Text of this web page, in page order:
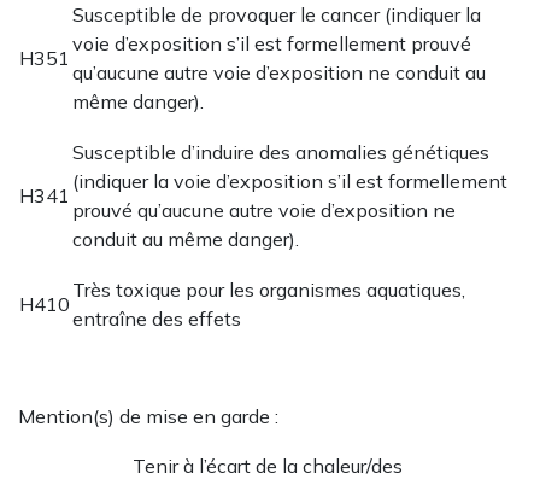
H351
Susceptible de provoquer le cancer (indiquer la
voie d’exposition s’il est formellement prouvé
qu’aucune autre voie d’exposition ne conduit au
même danger).
H341
Susceptible d’induire des anomalies génétiques
(indiquer la voie d’exposition s’il est formellement
prouvé qu’aucune autre voie d’exposition ne
conduit au même danger).
H410
Très toxique pour les organismes aquatiques,
entraîne des effets
Mention(s) de mise en garde :
Tenir à l’écart de la chaleur/des